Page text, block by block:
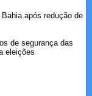
após redução de
de segurança das
eleições